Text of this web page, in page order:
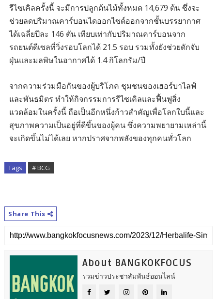
รีไซเคิลครั้งนี้ จะมีการปลูกต้นไม้ทั้งหมด 14,679 ต้น ซึ่งจะ
ช่วยลดปริมาณคาร์บอนไดออกไซด์ออกจากชั้นบรรยากาศ
ได้เฉลี่ยปีละ 146 ตัน เทียบเท่ากับปริมาณคาร์บอนจาก
รถยนต์ดีเซลที่วิ่งรอบโลกได้ 21.5 รอบ รวมทั้งยังช่วยดักจับ
ฝุ่นและมลพิษในอากาศได้ 1.4 กิโลกรัม/ปี
จากความร่วมมือกันของผู้บริโภค ชุมชนของเฮอร์บาไลฟ์
และพันธมิตร ทำให้กิจกรรมการรีไซเคิลและฟื้นฟูสิ่ง
แวดล้อมในครั้งนี้ ถือเป็นอีกหนึ่งก้าวสำคัญเพื่อโลกใบนี้และ
สุขภาพความเป็นอยู่ที่ดีขึ้นของผู้คน ซึ่งความพยายามเหล่านี้
จะเกิดขึ้นไม่ได้เลย หากปราศจากพลังของทุกคนทั่วโลก
Tags # BCG
Share This
About BANGKOKFOCUS
รวมข่าวประชาสัมพันธ์ออนไลน์